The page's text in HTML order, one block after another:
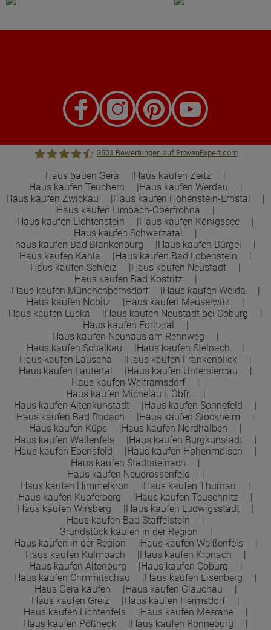
Town &Country Haus Lizenzgeber GmbH
3501 Bewertungen auf ProvenExpert.com
Haus bauen Gera
Haus kaufen Zeitz
Haus kaufen Teuchern
Haus kaufen Werdau
Haus kaufen Zwickau
Haus kaufen Hohenstein-Ernstal
Haus kaufen Limbach-Oberfrohna
Haus kaufen Lichtenstein
Haus kaufen Königssee
Haus kaufen Schwarzatal
haus kaufen Bad Blankenburg
Haus kaufen Bürgel
Haus kaufen Kahla
Haus kaufen Bad Lobenstein
Haus kaufen Schleiz
Haus kaufen Neustadt
Haus kaufen Bad Köstritz
Haus kaufen Münchenbernsdorf
Haus kaufen Weida
Haus kaufen Nobitz
Haus kaufen Meuselwitz
Haus kaufen Lucka
Haus kaufen Neustadt bei Coburg
Haus kaufen Föritztal
Haus kaufen Neuhaus am Rennweg
Haus kaufen Schalkau
Haus kaufen Steinach
Haus kaufen Lauscha
Haus kaufen Frankenblick
Haus kaufen Lautertal
Haus kaufen Untersiemau
Haus kaufen Weitramsdorf
Haus kaufen Michelau i. Obfr.
Haus kaufen Altenkunstadt
Haus kaufen Sonnefeld
Haus kaufen Bad Rodach
Haus kaufen Stockheim
Haus kaufen Küps
Haus kaufen Nordhalben
Haus kaufen Wallenfels
Haus kaufen Burgkunstadt
Haus kaufen Ebensfeld
Haus kaufen Hohenmölsen
Haus kaufen Stadtsteinach
Haus kaufen Neudrossenfeld
Haus kaufen Himmelkron
Haus kaufen Thurnau
Haus kaufen Kupferberg
Haus kaufen Teuschnitz
Haus kaufen Wirsberg
Haus kaufen Ludwigsstadt
Haus kaufen Bad Staffelstein
Grundstück kaufen in der Region
Haus kaufen in der Region
Haus kaufen Weißenfels
Haus kaufen Kulmbach
Haus kaufen Kronach
Haus kaufen Altenburg
Haus kaufen Coburg
Haus kaufen Crimmitschau
Haus kaufen Eisenberg
Haus Gera kaufen
Haus kaufen Glauchau
Haus kaufen Greiz
Haus kaufen Hermsdorf
Haus kaufen Lichtenfels
Haus kaufen Meerane
Haus kaufen Pößneck
Haus kaufen Ronneburg